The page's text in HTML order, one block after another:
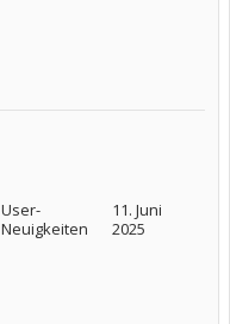
User-
Neuigkeiten
11. Juni
2025